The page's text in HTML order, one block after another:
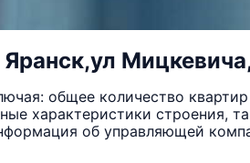
общее количество квартир
характеристики строения,
об управляющей